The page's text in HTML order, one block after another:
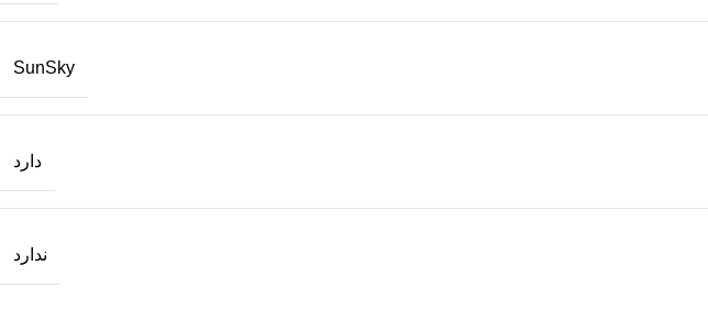
SunSky
دارد
ندارد